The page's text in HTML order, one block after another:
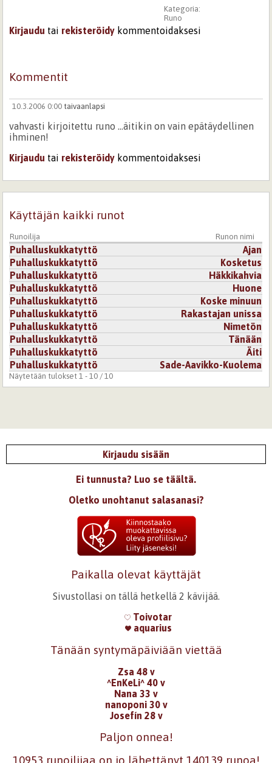
Kategoria:
Runo
Kirjaudu tai rekisteröidy kommentoidaksesi
Kommentit
10.3.2006 0:00 taivaanlapsi
vahvasti kirjoitettu runo ...äitikin on vain epätäydellinen
ihminen!
Kirjaudu tai rekisteröidy kommentoidaksesi
Käyttäjän kaikki runot
Runoilija Runon nimi
Puhalluskukkatyttö
Ajan
Puhalluskukkatyttö
Kosketus
Puhalluskukkatyttö
Häkkikahvia
Puhalluskukkatyttö
Huone
Puhalluskukkatyttö
Koske minuun
Puhalluskukkatyttö
Rakastajan unissa
Puhalluskukkatyttö
Nimetön
Puhalluskukkatyttö
Tänään
Puhalluskukkatyttö
Äiti
Puhalluskukkatyttö
Sade-Aavikko-Kuolema
Näytetään tulokset 1 - 10 / 10
Kirjaudu sisään
Ei tunnusta? Luo se täältä.
Oletko unohtanut salasanasi?
Paikalla olevat käyttäjät
Sivustollasi on tällä hetkellä 2 kävijää.
Toivotar
aquarius
Tänään syntymäpäiviään viettää
Zsa 48 v
^EnKeLi^ 40 v
Nana 33 v
nanoponi 30 v
Josefín 28 v
Paljon onnea!
10953 runoilijaa on jo lähettänyt 140139 runoa!